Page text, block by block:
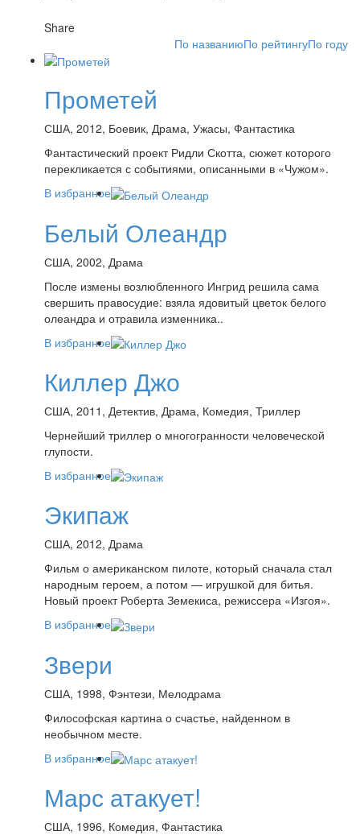
Share
По названиюПо рейтингуПо году
Прометей
США, 2012, Боевик, Драма, Ужасы, Фантастика
Фантастический проект Ридли Скотта, сюжет которого
перекликается с событиями, описанными в «Чужом».
В избранное
Белый Олеандр
США, 2002, Драма
После измены возлюбленного Ингрид решила сама
свершить правосудие: взяла ядовитый цветок белого
олеандра и отравила изменника..
В избранное
Киллер Джо
США, 2011, Детектив, Драма, Комедия, Триллер
Чернейший триллер о многогранности человеческой
глупости.
В избранное
Экипаж
США, 2012, Драма
Фильм о американском пилоте, который сначала стал
народным героем, а потом — игрушкой для битья.
Новый проект Роберта Земекиса, режиссера «Изгоя».
В избранное
Звери
США, 1998, Фэнтези, Мелодрама
Философская картина о счастье, найденном в
необычном месте.
В избранное
Марс атакует!
США, 1996, Комедия, Фантастика